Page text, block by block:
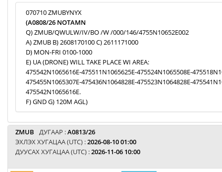
070710 ZMUBYNYX
(A0808/26 NOTAMN
Q) ZMUB/QWULW/IV/BO /W /000/146/4755N10652E002
A) ZMUB B) 2608170100 C) 2611171000
D) MON-FRI 0100-1000
E) UA (DRONE) WILL TAKE PLACE WI AREA:
475542N1065616E-475511N1065625E-475524N1065508E-
475455N1065307E-475436N1064828E-475523N1064828E-
475542N1065616E.
F) GND G) 120M AGL)
ZMUB ДУГААР :A0813/26
ЭХЛЭХ ХУГАЦАА (UTC) :2026-08-10 01:00
ДУУСАХ ХУГАЦАА (UTC) :2026-11-06 10:00